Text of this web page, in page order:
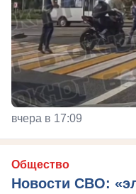
вчера в 17:09
Общество
Новости СВО: